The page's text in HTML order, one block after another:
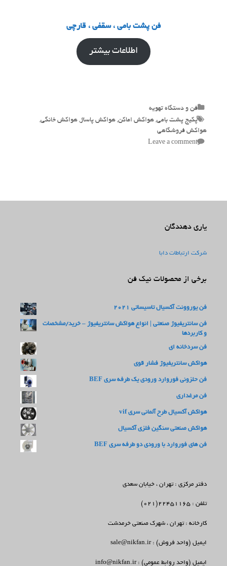
فن پشت بامی ، سقفی ، قارچی
اطلاعات بیشتر
Categories
فن و دستگاه تهویه
Tags
پکیج پشت بامی, هواکش اماکن, هواکش پاساژ, هواکش خانگی,
هواکش فروشگاهی
Leave a comment
یاری دهندگان
شرکت ارتباطات دابا
برخی از محصولات نیک فن
فن یوروونت آکسیال تاسیساتی 2021
فن سانتریفیوژ صنعتی | انواع هواکش سانتریفیوژ – خرید/مشخصات
و کاربردها
فن سردخانه ای
هواکش سانتریفیوژ فشار قوی
فن حلزونی فوروارد ورودی یک طرفه سری BEF
فن مرغداری
هواکش آکسیال طرح آلمانی سری vif
هواکش صنعتی سنگین فلزی آکسیال
فن های فوروارد با ورودی دو طرفه سری BEF
دفتر مرکزی : تهران ، خیابان سعدی
تلفن : 22451165(021)
کارخانه : تهران ، شهرک صنعتی خرمدشت
ایمیل (واحد فروش) : sale@nikfan.ir
ایمیل (واحد روابط عمومی) : info@nikfan.ir